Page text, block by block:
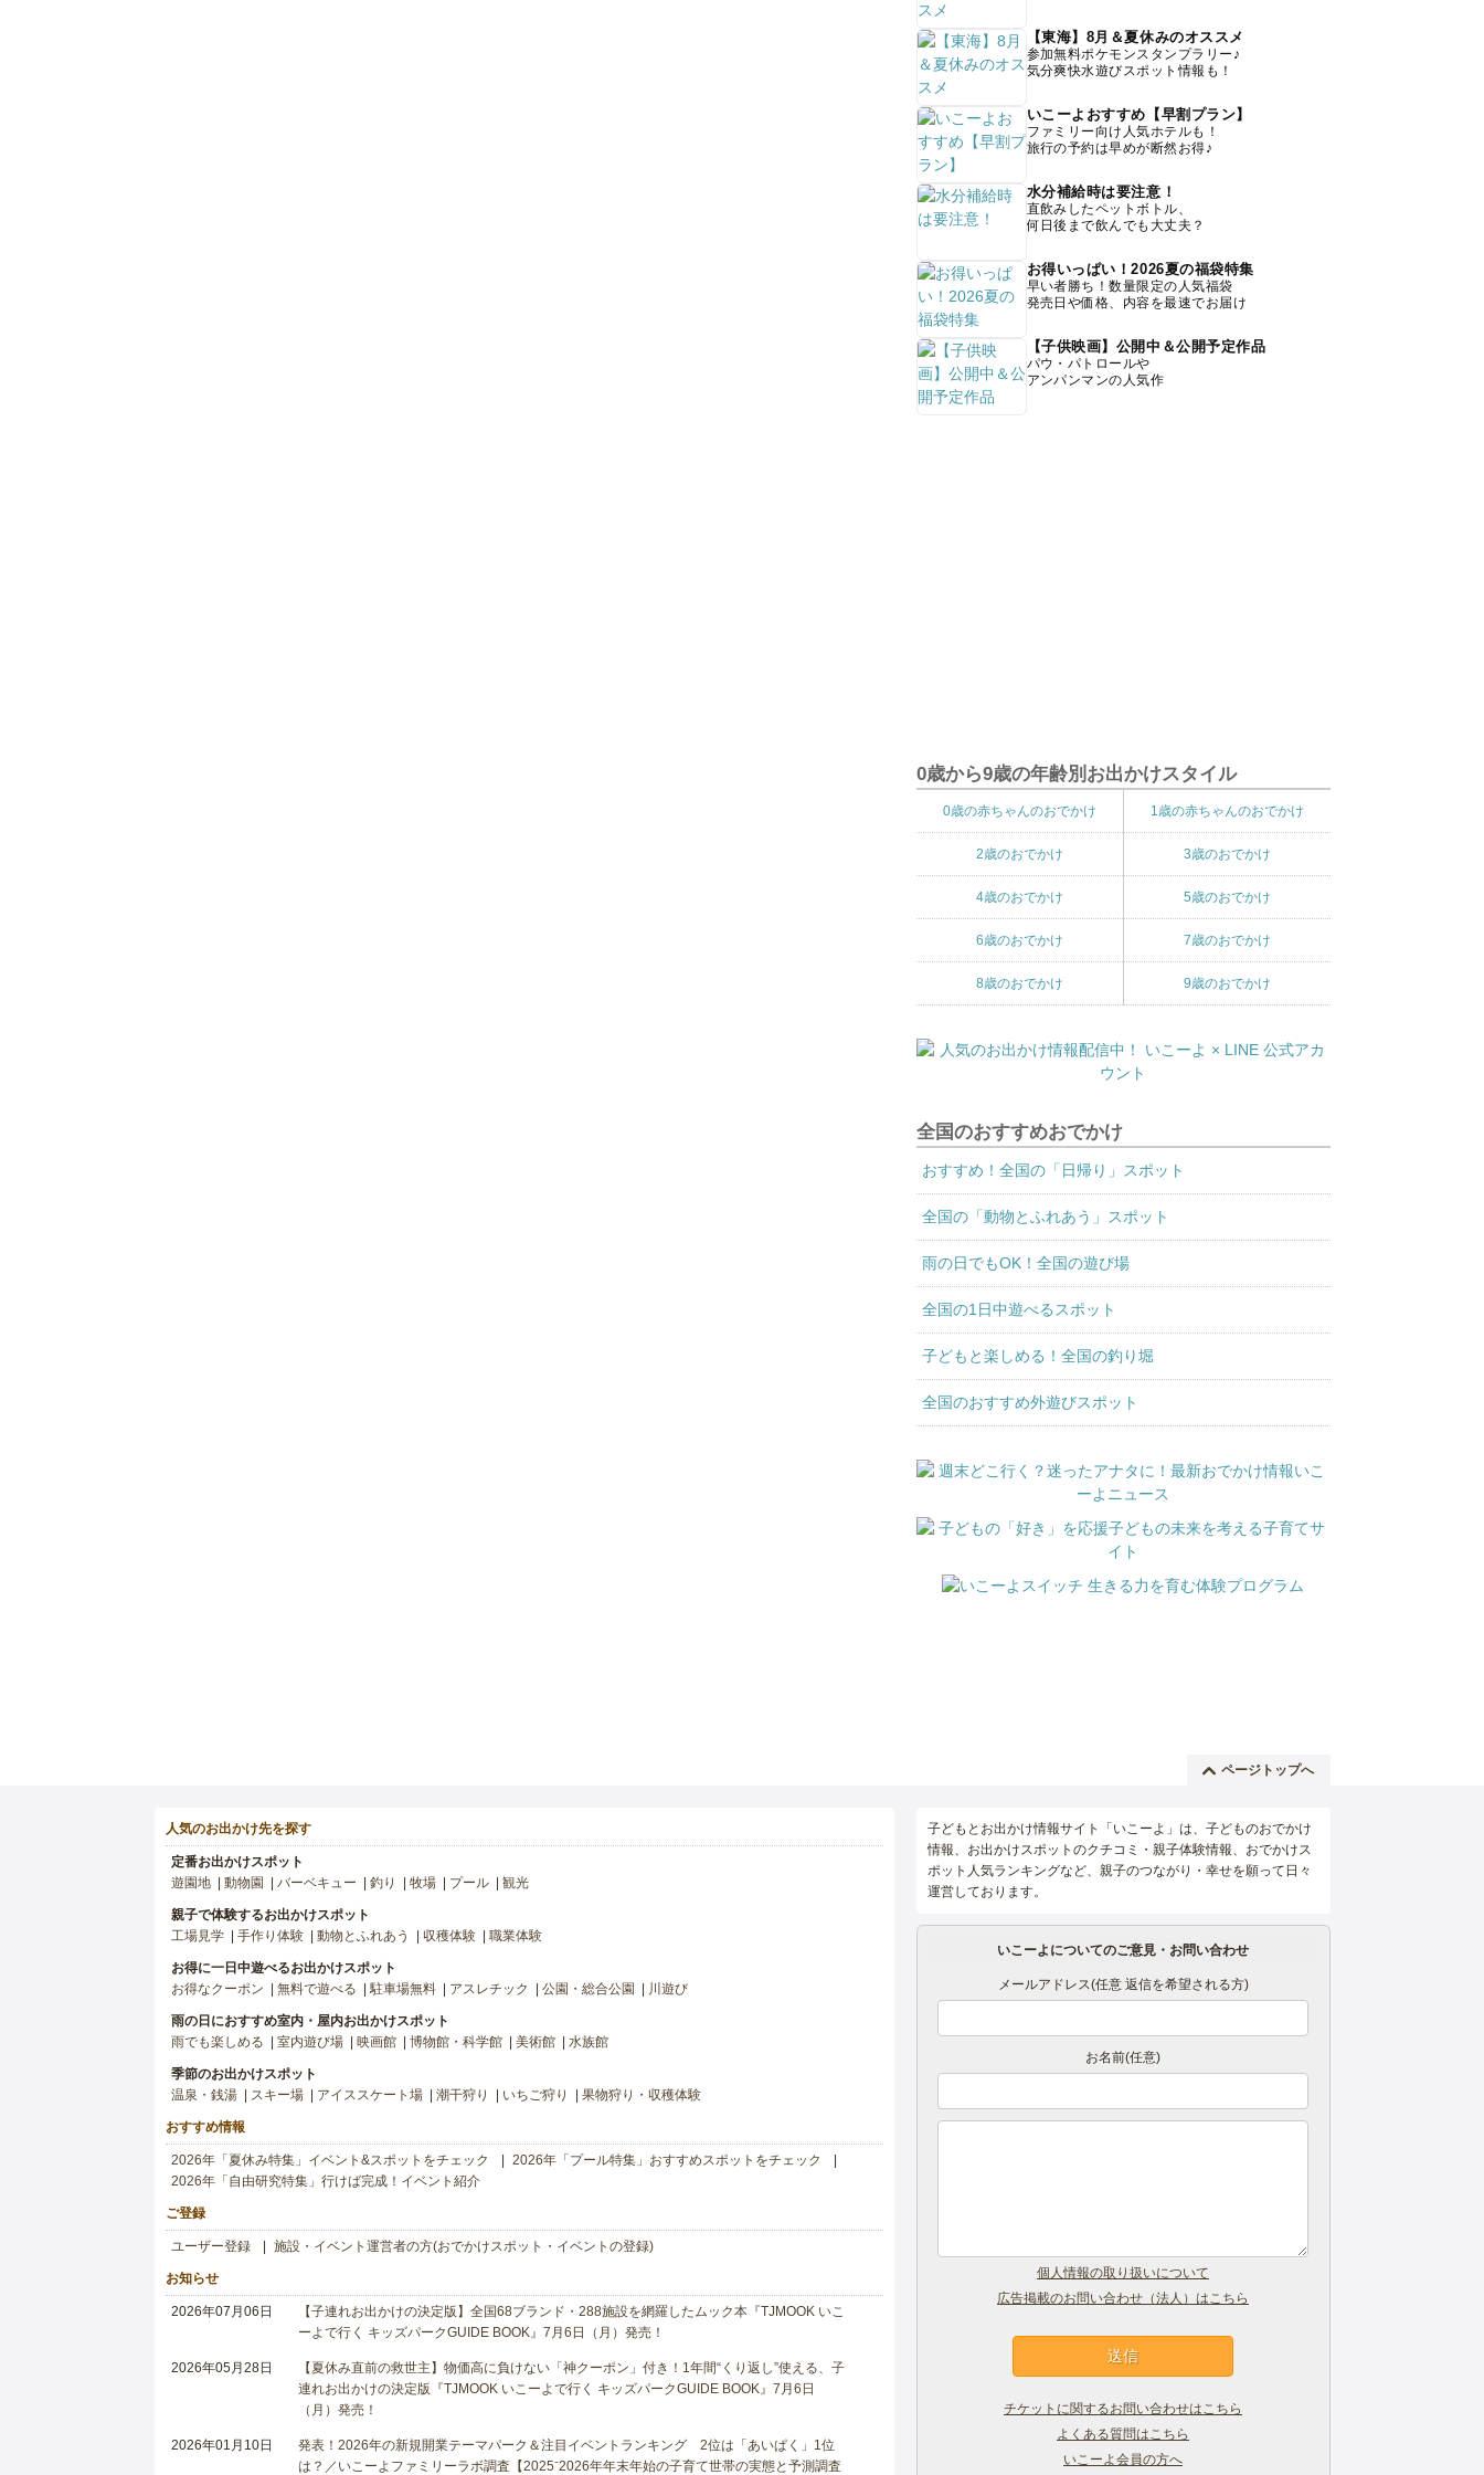
【東海】8月＆夏休みのオススメ
参加無料ポケモンスタンプラリー♪
気分爽快水遊びスポット情報も！
いこーよおすすめ【早割プラン】
ファミリー向け人気ホテルも！
旅行の予約は早めが断然お得♪
水分補給時は要注意！
直飲みしたペットボトル、
何日後まで飲んでも大丈夫？
お得いっぱい！2026夏の福袋特集
早い者勝ち！数量限定の人気福袋
発売日や価格、内容を最速でお届け
【子供映画】公開中＆公開予定作品
パウ・パトロールや
アンパンマンの人気作
0歳から9歳の年齢別お出かけスタイル
0歳の赤ちゃんのおでかけ 1歳の赤ちゃんのおでかけ
2歳のおでかけ 3歳のおでかけ
4歳のおでかけ 5歳のおでかけ
6歳のおでかけ 7歳のおでかけ
8歳のおでかけ 9歳のおでかけ
全国のおすすめおでかけ
おすすめ！全国の「日帰り」スポット
全国の「動物とふれあう」スポット
雨の日でもOK！全国の遊び場
全国の1日中遊べるスポット
子どもと楽しめる！全国の釣り堀
全国のおすすめ外遊びスポット
ページトップへ
人気のお出かけ先を探す
定番お出かけスポット
遊園地
動物園 バーベキュー 釣り 牧場 プール 観光
親子で体験するお出かけスポット
工場見学
手作り体験 動物とふれあう 収穫体験 職業体験
お得に一日中遊べるお出かけスポット
お得なクーポン
無料で遊べる 駐車場無料 アスレチック 公園・総合公園 川遊び
雨の日におすすめ室内・屋内お出かけスポット
雨でも楽しめる
室内遊び場 映画館 博物館・科学館 美術館 水族館
季節のお出かけスポット
温泉・銭湯
スキー場 アイススケート場 潮干狩り いちご狩り 果物狩り・収穫体験
おすすめ情報
2026年「夏休み特集」イベント&スポットをチェック
2026年「プール特集」おすすめスポットをチェック
2026年「自由研究特集」行けば完成！イベント紹介
ご登録
ユーザー登録 施設・イベント運営者の方(おでかけスポット・イベントの登録)
お知らせ
2026年07月06日
【子連れお出かけの決定版】全国68ブランド・288施設を網羅したムック本『TJMOOK いこ
ーよで行く キッズパークGUIDE BOOK』7月6日（月）発売！
2026年05月28日
【夏休み直前の救世主】物価高に負けない「神クーポン」付き！1年間“くり返し”使える、子
連れお出かけの決定版『TJMOOK いこーよで行く キッズパークGUIDE BOOK』7月6日
（月）発売！
2026年01月10日
発表！2026年の新規開業テーマパーク＆注目イベントランキング 2位は「あいぱく」1位
は？／いこーよファミリーラボ調査【2025⁻2026年年末年始の子育て世帯の実態と予測調査
子どもとお出かけ情報サイト「いこーよ」は、子どものおでかけ
情報、お出かけスポットのクチコミ・親子体験情報、おでかけス
ポット人気ランキングなど、親子のつながり・幸せを願って日々
運営しております。
いこーよについてのご意見・お問い合わせ
メールアドレス(任意 返信を希望される方)
お名前(任意)
個人情報の取り扱いについて
広告掲載のお問い合わせ（法人）はこちら
チケットに関するお問い合わせはこちら
よくある質問はこちら
いこーよ会員の方へ